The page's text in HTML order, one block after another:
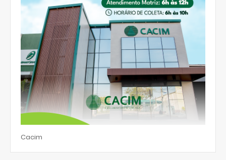
Cacim